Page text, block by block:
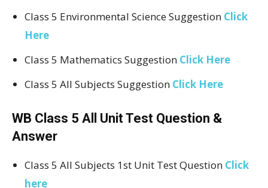
Class 5 Environmental Science Suggestion Click
Here
Class 5 Mathematics Suggestion Click Here
Class 5 All Subjects Suggestion Click Here
WB Class 5 All Unit Test Question &
Answer
Class 5 All Subjects 1st Unit Test Question Click
here